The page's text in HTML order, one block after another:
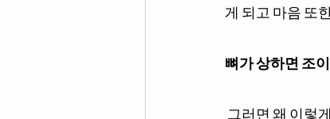
게 되고 마음 또
뼈가 상하면 조
그러면 왜 이렇